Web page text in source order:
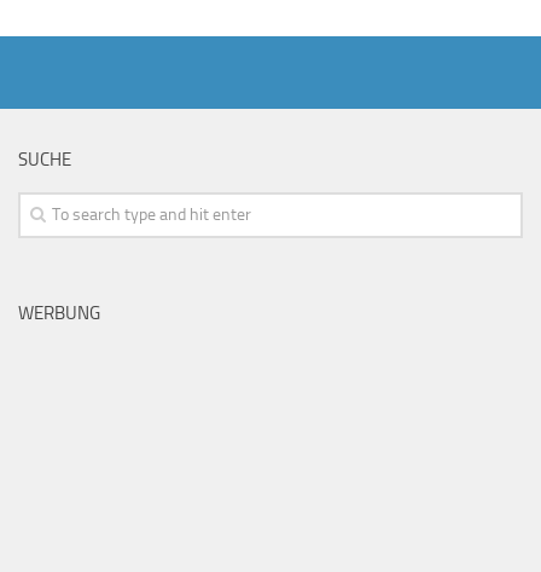
SUCHE
WERBUNG